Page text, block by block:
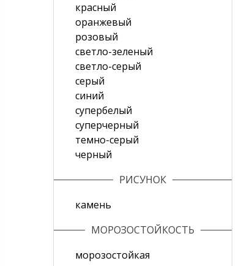
красный
оранжевый
розовый
светло-зеленый
светло-серый
серый
синий
супербелый
суперчерный
темно-серый
черный
РИСУНОК
камень
МОРОЗОСТОЙКОСТЬ
морозостойкая